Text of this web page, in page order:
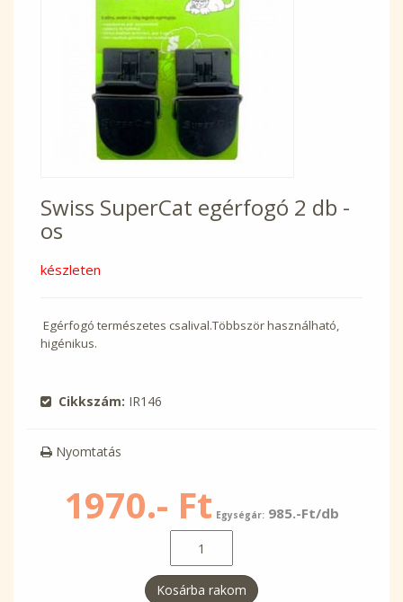
Swiss SuperCat egérfogó 2 db -
os
készleten
Egérfogó természetes csalival.Többször használható,
higénikus.
Cikkszám: IR146
Nyomtatás
1970.- Ft Egységár: 985.-Ft/db
Kosárba rakom